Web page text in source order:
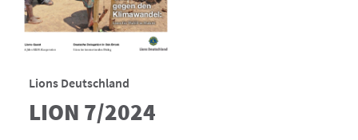
Lions Deutschland
LION 7/2024